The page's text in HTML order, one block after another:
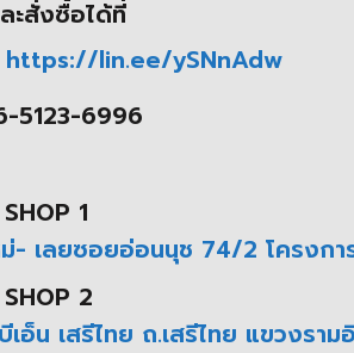
ะสั่งซื้อได้ที่
https://lin.ee/ySNnAdw
5123-6996
1
- เลยซอยอ่อนนุช 74/2 โครงก
2
อ็น เสรีไทย ถ.เสรีไทย แขวงรา